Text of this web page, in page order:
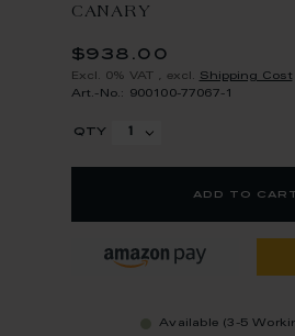
CANARY
$938.00
Excl. 0% VAT excl. Shipping Cost
Art.-No.: 900100-77067-1
qty
add to
Available (3-5